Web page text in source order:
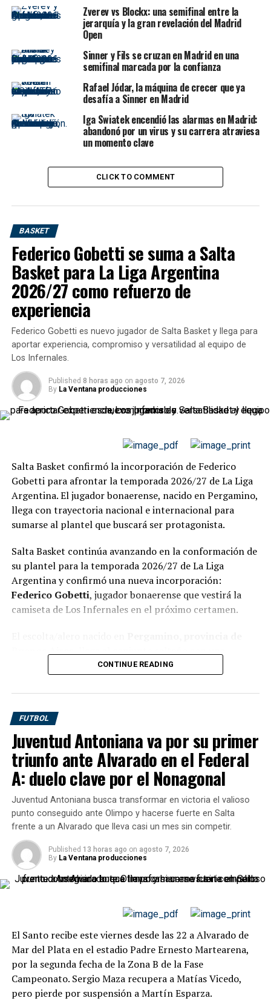
Zverev vs Blockx: una semifinal entre la
jerarquía y la gran revelación del Madrid
Open
Sinner y Fils se cruzan en Madrid en una
semifinal marcada por la confianza
Rafael Jódar, la máquina de crecer que ya
desafía a Sinner en Madrid
Iga Swiatek encendió las alarmas en Madrid:
abandonó por un virus y su carrera atraviesa
un momento clave
CLICK TO COMMENT
BASKET
Federico Gobetti se suma a Salta
Basket para La Liga Argentina
2026/27 como refuerzo de
experiencia
Federico Gobetti es nuevo jugador de Salta Basket y llega para
aportar experiencia, compromiso y versatilidad al equipo de
Los Infernales.
Published 8 horas ago on agosto 7, 2026
By La Ventana producciones
Salta Basket confirmó la incorporación de Federico
Gobetti para afrontar la temporada 2026/27 de La Liga
Argentina. El jugador bonaerense, nacido en Pergamino,
llega con trayectoria nacional e internacional para
sumarse al plantel que buscará ser protagonista.
Salta Basket continúa avanzando en la conformación de
su plantel para la temporada 2026/27 de La Liga
Argentina y confirmó una nueva incorporación:
Federico Gobetti, jugador bonaerense que vestirá la
camiseta de Los Infernales en el próximo certamen.
importante trayectoria en el básquet nacional e
para un equipo que viene armándose con la intención de
competir desde el inicio y volver a ocupar lugares de
protagonismo dentro de la segunda categoría del
básquet argentino.
Gobetti, de 1,92 metros, llega proveniente deClub
Atlético Provincial de Rosario
, luego de desarrollar
una carrera sólida en distintas instituciones. Entre sus
pasos anteriores aparecenComunicaciones de
Pergamino, Sarmiento de Junín, Gimnasia de
Pergamino, Belgrano de San Nicolás, Pergamino
BásqueteImportadora Alvarado de Ecuador
Un refuerzo para fortalecer el
proyecto de Los Infernales
La llegada de Federico Gobetti se da en el marco de la
planificación deportiva de Salta Basket para una nueva
edición de La Liga Argentina. El club continúa sumando
jugadores con recorrido y compromiso, pensando en un
plantel competitivo y con aspiraciones importantes.
CONTINUE READING
FUTBOL
Juventud Antoniana va por su primer
triunfo ante Alvarado en el Federal
A: duelo clave por el Nonagonal
Juventud Antoniana busca transformar en victoria el valioso
punto conseguido ante Olimpo y hacerse fuerte en Salta
frente a un Alvarado que lleva casi un mes sin competir.
Published 13 horas ago on agosto 7, 2026
By La Ventana producciones
El Santo recibe este viernes desde las 22 a Alvarado de
Mar del Plata en el estadio Padre Ernesto Martearena,
por la segunda fecha de la Zona B de la Fase
Campeonato. Sergio Maza recupera a Matías Vicedo,
pero pierde por suspensión a Martín Esparza.